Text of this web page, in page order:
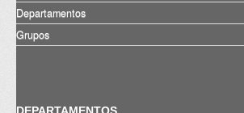
Departamentos
Grupos
DEPARTAMENTOS